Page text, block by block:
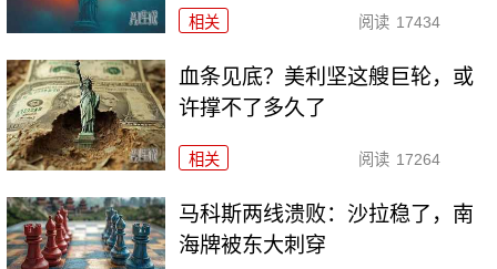
相关 阅读 17434
血条见底？美利坚这艘巨轮，或
许撑不了多久了
相关 阅读 17264
马科斯两线溃败：沙拉稳了，南
海牌被东大刺穿